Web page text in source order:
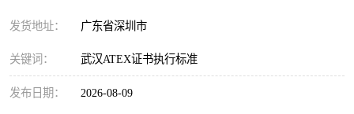
发货地址： 广东省深圳市
关键词： 武汉ATEX证书执行标准
发布日期： 2026-08-09